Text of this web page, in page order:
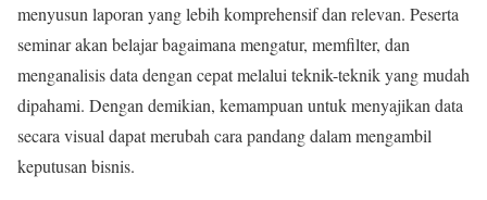
menyusun laporan yang lebih komprehensif dan relevan. Peserta
seminar akan belajar bagaimana mengatur, memfilter, dan
menganalisis data dengan cepat melalui teknik-teknik yang mudah
dipahami. Dengan demikian, kemampuan untuk menyajikan data
secara visual dapat merubah cara pandang dalam mengambil
keputusan bisnis.